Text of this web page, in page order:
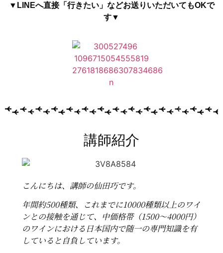
▼LINEへ直接「行きたい」などお送りいただいてもOKで
す▼
講師紹介
こんにちは、講師の仙田巧です。
年間約500種類、これまでに10000種類以上のワイ
ンとの接触を通じて、中価格帯（1500～4000円）
のワインにおける日本国内で随一の専門知識を有
していると自負しています。